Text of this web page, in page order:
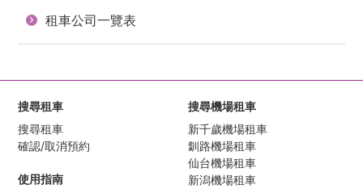
租車公司一覽表
搜尋租車
搜尋租車
確認/取消預約
使用指南
搜尋機場租車
新千歲機場租車
釧路機場租車
仙台機場租車
新潟機場租車